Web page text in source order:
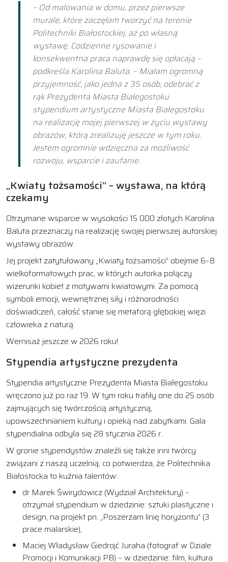
– Od malowania w domu, przez pierwsze
murale, które zaczęłam tworzyć na terenie
Politechniki Białostockiej, aż po własną
wystawę. Codzienne rysowanie i
konsekwentna praca naprawdę się opłacają –
podkreśla Karolina Baluta. – Miałam ogromną
przyjemność, jako jedna z 35 osób, odebrać z
rąk Prezydenta Miasta Białegostoku
stypendium artystyczne Miasta Białegostoku
na realizację mojej pierwszej w życiu wystawy
obrazów, którą zrealizuję jeszcze w tym roku.
Jestem ogromnie wdzięczna za możliwość
rozwoju, wsparcie i zaufanie.
„Kwiaty tożsamości” – wystawa, na którą
czekamy
Otrzymane wsparcie w wysokości 15 000 złotych Karolina
Baluta przeznaczy na realizację swojej pierwszej autorskiej
wystawy obrazów.
Jej projekt zatytułowany „Kwiaty tożsamości” obejmie 6–8
wielkoformatowych prac, w których autorka połączy
wizerunki kobiet z motywami kwiatowymi. Za pomocą
symboli emocji, wewnętrznej siły i różnorodności
doświadczeń, całość stanie się metaforą głębokiej więzi
człowieka z naturą.
Wernisaż jeszcze w 2026 roku!
Stypendia artystyczne prezydenta
Stypendia artystyczne Prezydenta Miasta Białegostoku
wręczono już po raz 19. W tym roku trafiły one do 25 osób
zajmujących się twórczością artystyczną,
upowszechnianiem kultury i opieką nad zabytkami. Gala
stypendialna odbyła się 28 stycznia 2026 r.
W gronie stypendystów znaleźli się także inni twórcy
związani z naszą uczelnią, co potwierdza, że Politechnika
Białostocka to kuźnia talentów:
dr Marek Świrydowicz (Wydział Architektury) –
otrzymał stypendium w dziedzinie: sztuki plastyczne i
design, na projekt pn. „Poszerzam linię horyzontu” (3
prace malarskie),
Maciej Władysław Giedrojć Juraha (fotograf w Dziale
Promocji i Komunikacji PB) – w dziedzinie: film, kultura